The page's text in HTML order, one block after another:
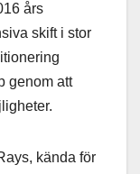
års
skift i stor
genom att
kända för